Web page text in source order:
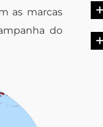
as marcas
do